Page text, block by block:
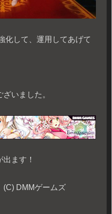
化して、運用してあげて
いました。
ます！
(C) DMMゲームズ